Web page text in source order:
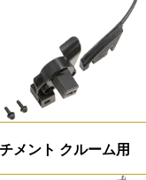
メント クルーム用